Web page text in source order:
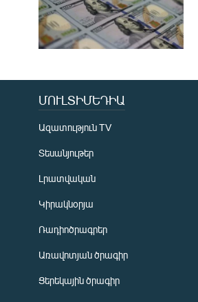
ՄՈՒԼՏԻՄԵԴԻԱ
Ազատություն TV
Տեսանյութեր
Լրատվական
Կիրակնօրյա
Ռադիոծրագրեր
Առավոտյան ծրագիր
Ցերեկային ծրագիր